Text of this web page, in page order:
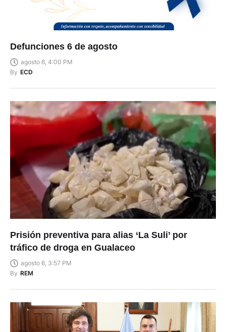
Defunciones 6 de agosto
agosto 6, 4:00 PM
By ECD
Prisión preventiva para alias ‘La Suli’ por
tráfico de droga en Gualaceo
agosto 6, 3:57 PM
By REM